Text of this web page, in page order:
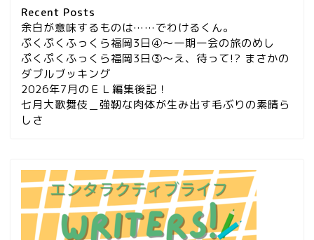
Recent Posts
余白が意味するものは……でわけるくん。
ぷくぷくふっくら福岡3日④～一期一会の旅のめし
ぷくぷくふっくら福岡3日③～え、待って!? まさかの
ダブルブッキング
2026年7月のＥＬ編集後記！
七月大歌舞伎＿強靭な肉体が生み出す毛ぶりの素晴ら
しさ